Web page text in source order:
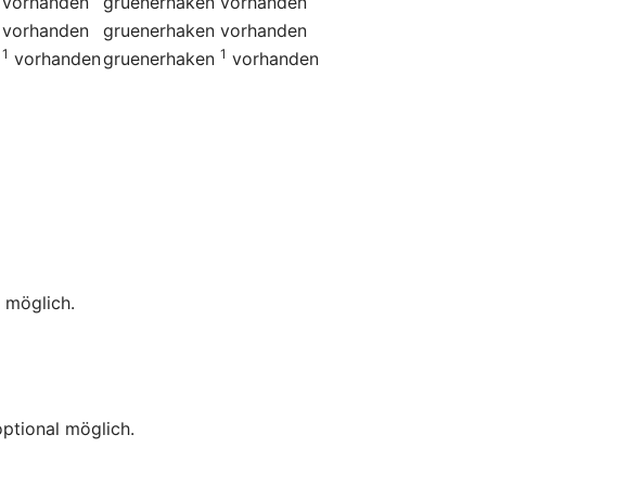
vorhanden gruenerhaken vorhanden
1 vorhandengruenerhaken 1 vorhanden
möglich.
möglich.